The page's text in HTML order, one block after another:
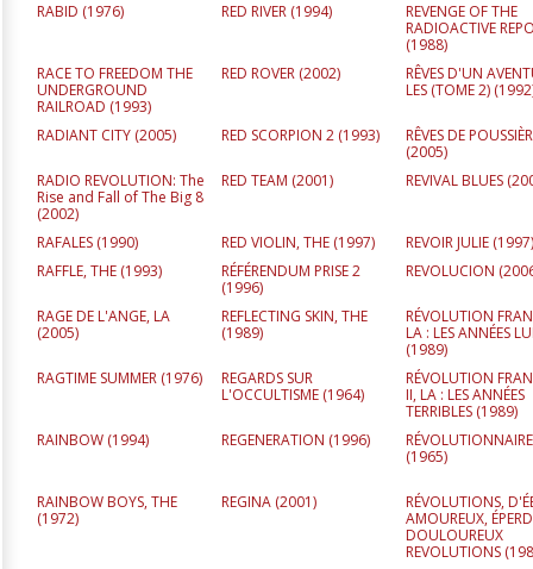
RABID (1976) RED RIVER (1994)
REVENGE OF THE
RADIOACTIVE
(1988)
RACE TO FREEDOM THE
UNDERGROUND
RAILROAD (1993)
RED ROVER (2002)
RÊVES D'UN
LES (TOME 2) (1992
RADIANT CITY (2005) RED SCORPION 2 (1993)
RÊVES DE
(2005)
RADIO REVOLUTION: The
Rise and Fall of The Big 8
(2002)
RED TEAM (2001) REVIVAL BLUES (
RAFALES (1990) RED VIOLIN, THE (1997) REVOIR JULIE (1997)
RAFFLE, THE (1993)
RÉFÉRENDUM PRISE 2
(1996)
REVOLUCION (
RAGE DE L'ANGE, LA
(2005)
REFLECTING SKIN, THE
(1989)
RÉVOLUTION
LA : LES ANNÉES
(1989)
RAGTIME SUMMER (1976)
REGARDS SUR
L'OCCULTISME (1964)
RÉVOLUTION
II, LA : LES ANNÉES
TERRIBLES (1989)
RAINBOW (1994) REGENERATION (1996)
(1965)
RAINBOW BOYS, THE
(1972)
REGINA (2001)
RÉVOLUTIONS,
AMOUREUX,
DOULOUREUX
REVOLUTIONS (